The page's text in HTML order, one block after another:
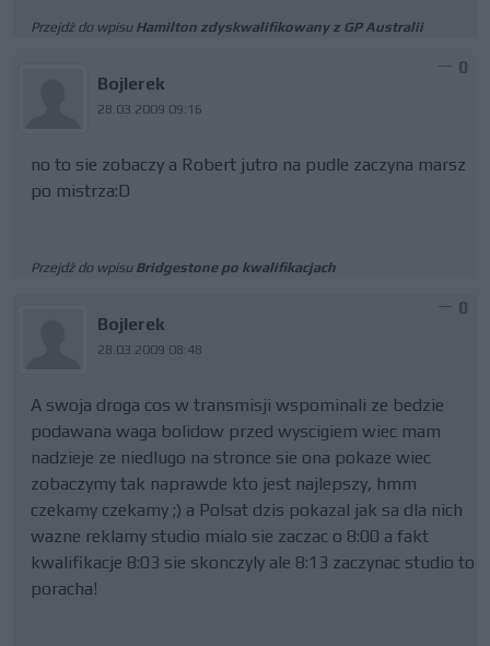
Przejdź do wpisu Hamilton zdyskwalifikowany z GP Australii
Bojlerek
28.03.2009 09:16
0
no to sie zobaczy a Robert jutro na pudle zaczyna marsz
po mistrza:D
Przejdź do wpisu Bridgestone po kwalifikacjach
Bojlerek
28.03.2009 08:48
0
A swoja droga cos w transmisji wspominali ze bedzie
podawana waga bolidow przed wyscigiem wiec mam
nadzieje ze niedlugo na stronce sie ona pokaze wiec
zobaczymy tak naprawde kto jest najlepszy, hmm
czekamy czekamy ;) a Polsat dzis pokazal jak sa dla nich
wazne reklamy studio mialo sie zaczac o 8:00 a fakt
kwalifikacje 8:03 sie skonczyly ale 8:13 zaczynac studio to
poracha!